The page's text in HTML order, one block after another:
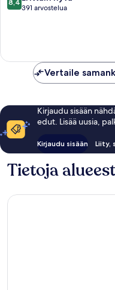
kautta
arvostelua
8,4
391 arvostelua
Vertaile
Kirjaudu sisään
edut. Lisää uusia,
Kirjaudu sisään Liity,
Tietoja